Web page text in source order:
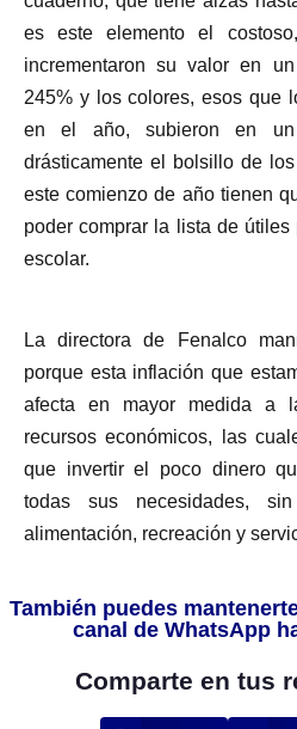
es este elemento el
incrementaron su valor en
245% y los colores, esos que
en el año, subieron en
drásticamente el bolsillo de
este comienzo de año tienen
poder comprar la lista de
escolar.
La directora de Fenalco
porque esta inflación que
afecta en mayor medida a
recursos económicos, las
que invertir el poco dinero
todas sus necesidades,
alimentación, recreación y
También puedes
canal de WhatsApp
Comparte en tus